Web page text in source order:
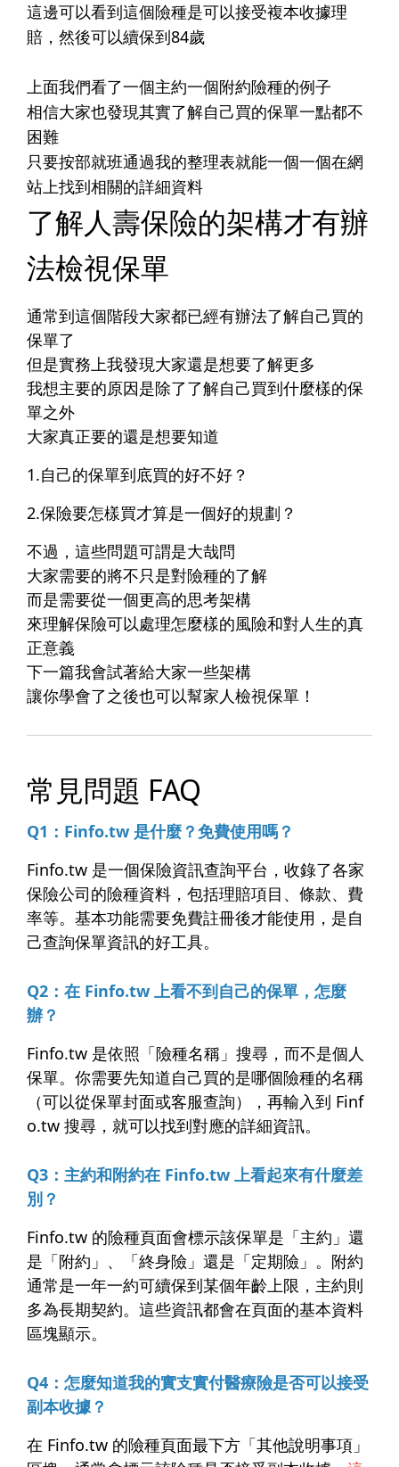
這邊可以看到這個險種是可以接受複本收據理
賠，然後可以續保到84歲
上面我們看了一個主約一個附約險種的例子
相信大家也發現其實了解自己買的保單一點都不
困難
只要按部就班通過我的整理表就能一個一個在網
站上找到相關的詳細資料
了解人壽保險的架構才有辦
法檢視保單
通常到這個階段大家都已經有辦法了解自己買的
保單了
但是實務上我發現大家還是想要了解更多
我想主要的原因是除了了解自己買到什麼樣的保
單之外
大家真正要的還是想要知道
1.自己的保單到底買的好不好？
2.保險要怎樣買才算是一個好的規劃？
不過，這些問題可謂是大哉問
大家需要的將不只是對險種的了解
而是需要從一個更高的思考架構
來理解保險可以處理怎麼樣的風險和對人生的真
正意義
下一篇我會試著給大家一些架構
讓你學會了之後也可以幫家人檢視保單！
常見問題 FAQ
Q1：Finfo.tw 是什麼？免費使用嗎？
Finfo.tw 是一個保險資訊查詢平台，收錄了各家
保險公司的險種資料，包括理賠項目、條款、費
率等。基本功能需要免費註冊後才能使用，是自
己查詢保單資訊的好工具。
Q2：在 Finfo.tw 上看不到自己的保單，怎麼
辦？
Finfo.tw 是依照「險種名稱」搜尋，而不是個人
保單。你需要先知道自己買的是哪個險種的名稱
（可以從保單封面或客服查詢），再輸入到 Finf
o.tw 搜尋，就可以找到對應的詳細資訊。
Q3：主約和附約在 Finfo.tw 上看起來有什麼差
別？
Finfo.tw 的險種頁面會標示該保單是「主約」還
是「附約」、「終身險」還是「定期險」。附約
通常是一年一約可續保到某個年齡上限，主約則
多為長期契約。這些資訊都會在頁面的基本資料
區塊顯示。
Q4：怎麼知道我的實支實付醫療險是否可以接受
副本收據？
在 Finfo.tw 的險種頁面最下方「其他說明事項」